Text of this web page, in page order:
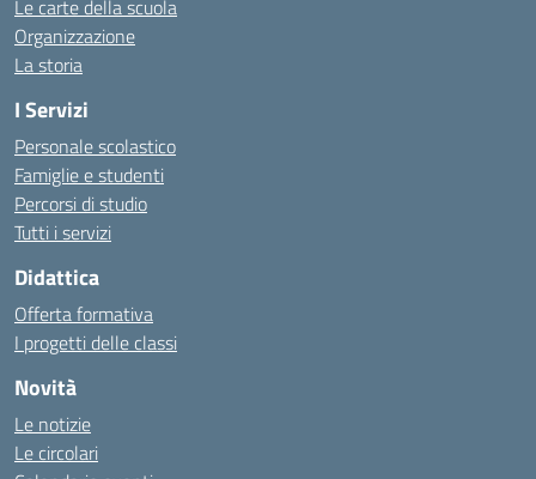
Le carte della scuola
Organizzazione
La storia
I Servizi
Personale scolastico
Famiglie e studenti
Percorsi di studio
Tutti i servizi
Didattica
Offerta formativa
I progetti delle classi
Novità
Le notizie
Le circolari